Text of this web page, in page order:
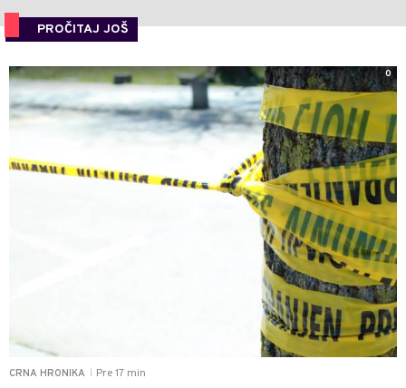
PROČITAJ JOŠ
CRNA HRONIKA Pre 17 min
0